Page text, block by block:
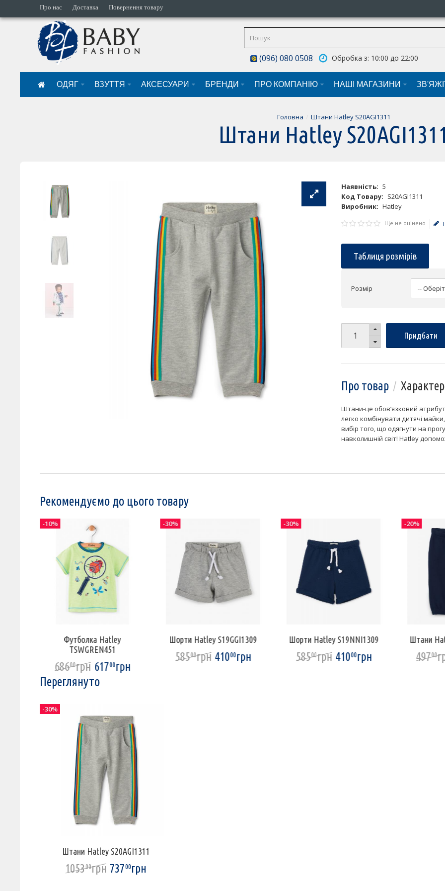
Про нас Доставка Повернення товару
(096) 080 0508 Обробка з: 10:00 до 22:00
ОДЯГ ВЗУТТЯ АКСЕСУАРИ БРЕНДИ ПРО КОМПАНІЮ НАШI МАГАЗИНИ
Головна Штани Hatley S20AGI1311
Штани Hatley S20AGI1311
Наявність: 5
Код Товару: S20AGI1311
Виробник: Hatley
Ще не оцінено
Таблиця розмірів
Розмір
Придбати
Про товар
Штани-це обов’язковий
легко комбінувати дитячі
вибір того, що одягнути на
навколишній світ! Hatley
Рекомендуємо до цього товару
Футболка Hatley
TSWGREN451
68600грн 61700грн
-10%
Шорти Hatley S19GGI1309
58500грн 41000грн
-30%
Шорти Hatley S19NNI1309
58500грн 41000грн
-30%
Штани
49700
-20%
Переглянуто
Штани Hatley S20AGI1311
105300грн 73700грн
-30%